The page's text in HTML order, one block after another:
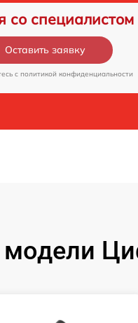
со специалистом
Оставить заявку
c политикой конфиденциальности